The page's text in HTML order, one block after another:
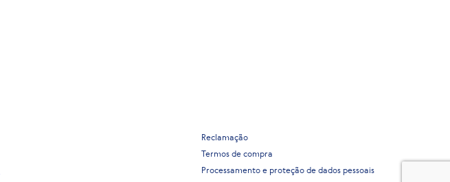
Reclamação
Termos de compra
Processamento e proteção de dados pessoais